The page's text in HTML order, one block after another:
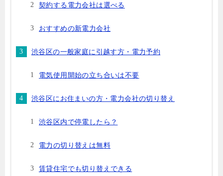
契約する電力会社は選べる
おすすめの新電力会社
渋谷区の一般家庭に引越す方・電力予約
電気使用開始の立ち合いは不要
渋谷区にお住まいの方・電力会社の切り替え
渋谷区内で停電したら？
電力の切り替えは無料
賃貸住宅でも切り替えできる